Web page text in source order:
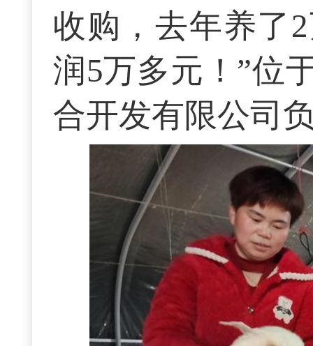
收购，去年养了
润5万多元！”位
合开发有限公司